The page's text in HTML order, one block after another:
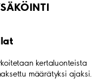
kertaluonteista
määrätyksi ajaksi.